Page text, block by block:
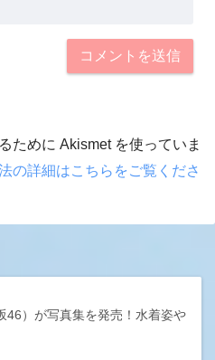
ために Akismet を使っていま
の詳細はこちらをご覧くださ
46）が写真集を発売！水着姿や